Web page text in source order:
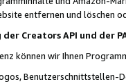
entfernen und löschen
Creators API und der
können wir Ihnen
Benutzerschnittstellen-